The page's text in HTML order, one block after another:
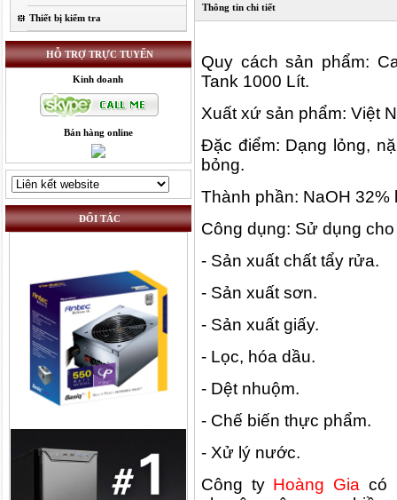
Thiết bị kiểm tra
HỖ TRỢ TRỰC TUYẾN
Kinh doanh
Bán hàng online
ĐỐI TÁC
Thông tin chi tiết
Quy cách sản phẩm:
Tank 1000 Lít.
Xuất xứ sản phẩm: Việt
Đặc điểm: Dạng lỏng,
bỏng.
Thành phần: NaOH 32%
Công dụng: Sử dụng
- Sản xuất chất tẩy rửa.
- Sản xuất sơn.
- Sản xuất giấy.
- Lọc, hóa dầu.
- Dệt nhuộm.
- Chế biến thực phẩm.
- Xử lý nước.
Công ty Hoàng Gia có